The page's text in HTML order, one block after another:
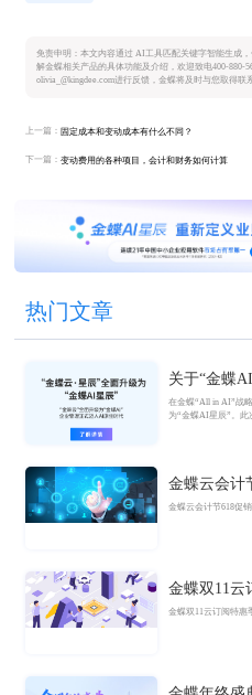
免责申明：本文内容通过 AI工具匹配关键字智能生成
解金蝶相关产品的具体功能及介绍，欢迎致电400-880-
olivia_@kingdee.com进行反馈，金蝶将及时与您取得联
上一篇：固定成本和变动成本有什么不同？
下一篇：变动费用的各种项目，会计和财务如何计算
热门文章
关于“金蝶
方公告
在金蝶“All in AI”战
为“金蝶AI星辰”。此
金蝶云会计
立减36%
金蝶云会计节618促
金蝶双11云
金蝶双11云订阅特惠